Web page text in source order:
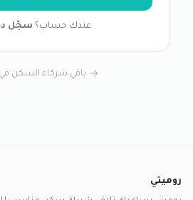
عندك حساب؟ سجّل
باقي شركاء السكن
روميتي